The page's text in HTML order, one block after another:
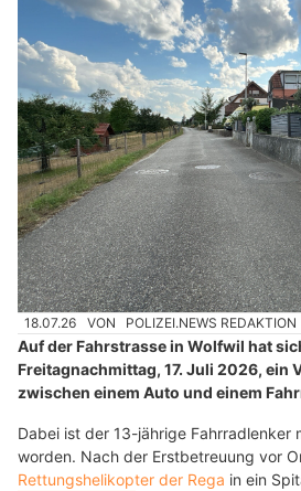
18.07.26 VON POLIZEI.NEWS REDAKTION
Auf der Fahrstrasse in Wolfwil hat
Freitagnachmittag, 17. Juli 2026, ein
zwischen einem Auto und einem
Dabei ist der 13-jährige Fahrradlenker
worden. Nach der Erstbetreuung vor
Rettungshelikopter der Rega in ein